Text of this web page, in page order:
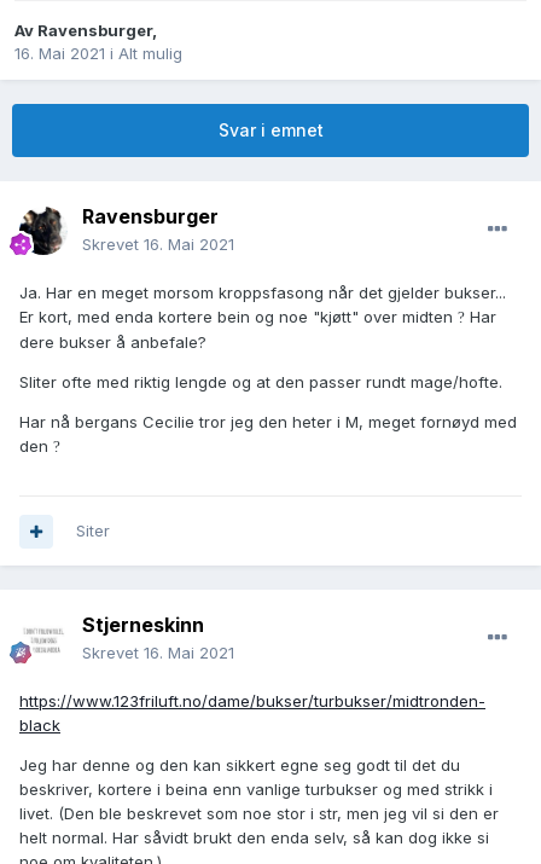
Av Ravensburger,
16. Mai 2021 i Alt mulig
Svar i emnet
Ravensburger
Skrevet 16. Mai 2021
Ja. Har en meget morsom kroppsfasong når det gjelder bukser...
Er kort, med enda kortere bein og noe "kjøtt" over midten ? Har
dere bukser å anbefale?
Sliter ofte med riktig lengde og at den passer rundt mage/hofte.
Har nå bergans Cecilie tror jeg den heter i M, meget fornøyd med
den ?
Siter
Stjerneskinn
Skrevet 16. Mai 2021
https://www.123friluft.no/dame/bukser/turbukser/midtronden-
black
Jeg har denne og den kan sikkert egne seg godt til det du
beskriver, kortere i beina enn vanlige turbukser og med strikk i
livet. (Den ble beskrevet som noe stor i str, men jeg vil si den er
helt normal. Har såvidt brukt den enda selv, så kan dog ikke si